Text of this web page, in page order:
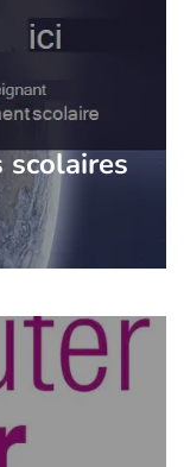
scolaires